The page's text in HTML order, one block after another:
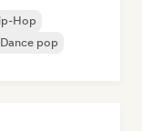
Hop
Dance pop